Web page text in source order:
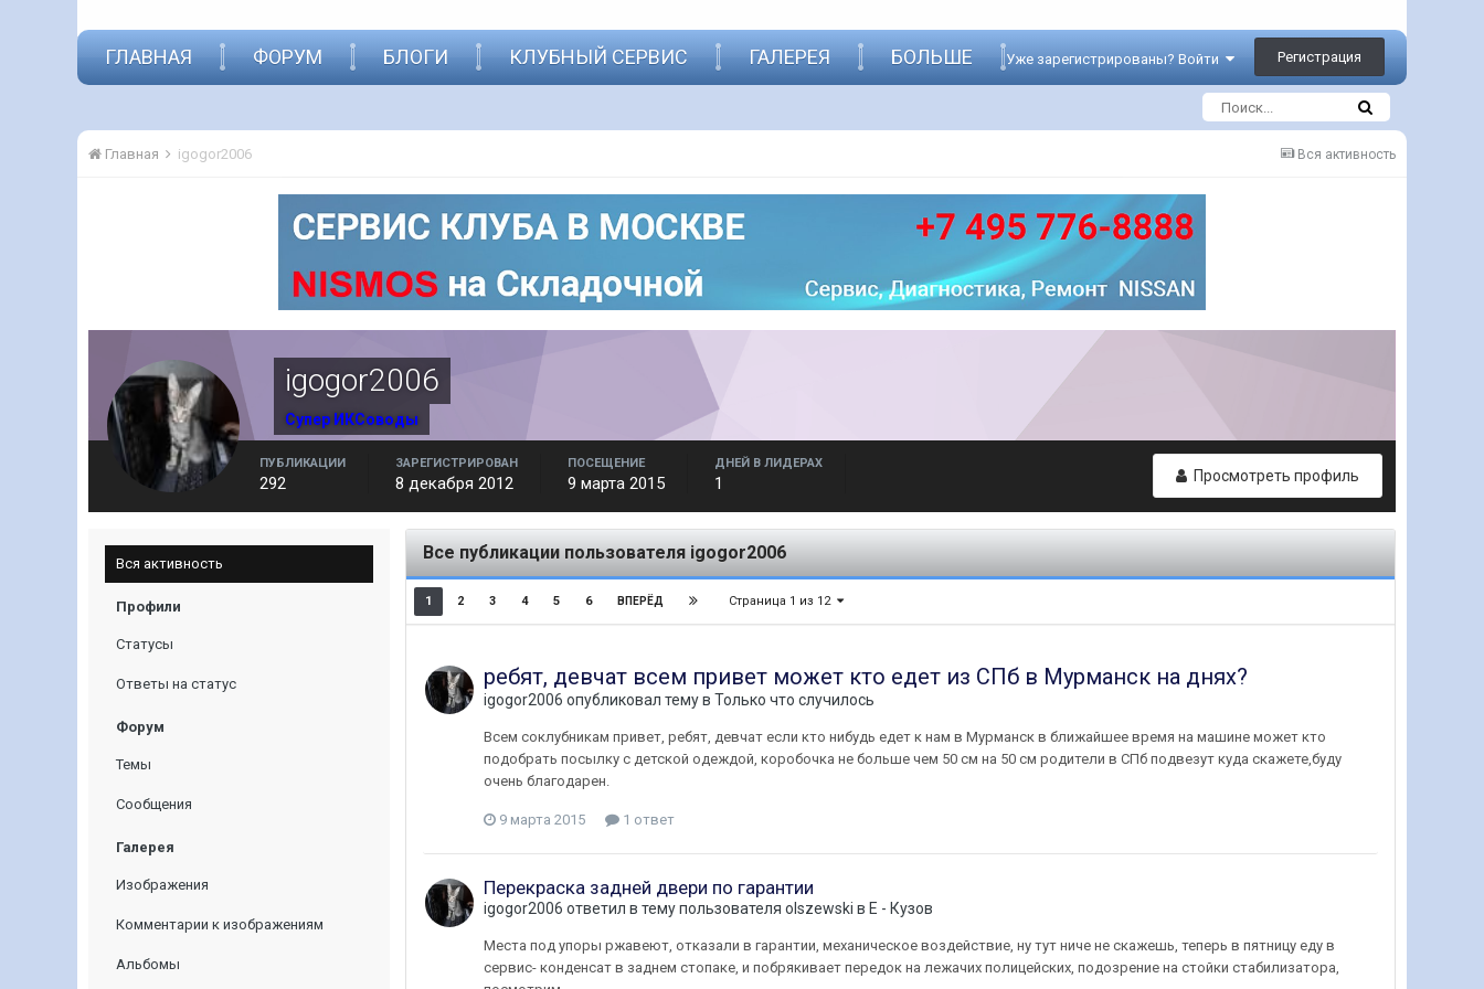
Уже зарегистрированы? Войти Регистрация
ГЛАВНАЯ ФОРУМ БЛОГИ КЛУБНЫЙ СЕРВИС ГАЛЕРЕЯ БОЛЬШЕ
Вся активность
Главная igogor2006
igogor2006
Супер ИКСоводы
Просмотреть профиль
ПУБЛИКАЦИИ
292
ЗАРЕГИСТРИРОВАН
8 декабря 2012
ПОСЕЩЕНИЕ
9 марта 2015
ДНЕЙ В ЛИДЕРАХ
1
Вся активность
Профили
Статусы
Ответы на статус
Форум
Темы
Сообщения
Галерея
Изображения
Комментарии к изображениям
Альбомы
Все публикации пользователя igogor2006
1 2 3 4 5 6 ВПЕРЁД Страница 1 из 12
ребят, девчат всем привет может кто едет из СПб в Мурманск на днях?
igogor2006 опубликовал тему в Только что случилось
Всем соклубникам привет, ребят, девчат если кто нибудь едет к нам в Мурманск в ближайшее время на машине может кто
подобрать посылку с детской одеждой, коробочка не больше чем 50 см на 50 см родители в СПб подвезут куда скажете,буду
очень благодарен.
9 марта 2015 1 ответ
Перекраска задней двери по гарантии
igogor2006 ответил в тему пользователя olszewski в E - Кузов
Места под упоры ржавеют, отказали в гарантии, механическое воздействие, ну тут ниче не скажешь, теперь в пятницу еду в
сервис- конденсат в заднем стопаке, и побрякивает передок на лежачих полицейских, подозрение на стойки стабилизатора,